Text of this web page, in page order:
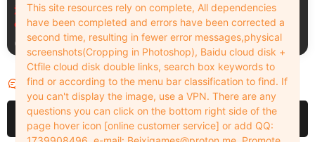
汉化版Fall_Of_Dynasty_Silh
ouette_Play_Bug_Fixed_2&
《王朝陨落》剪影玩法修复版
5天前
Fall_Of_Dynasty_Silhouette
_Play_Bug_Fixed_2
5天前
评论 0
请先登录
This site resources rely on complete, All dependencies
have been completed and errors have been corrected a
second time, resulting in fewer error messages,physical
screenshots(Cropping in Photoshop), Baidu cloud disk +
Ctfile cloud disk double links, search box keywords to
find or according to the menu bar classification to find. If
you can't display the image, use a VPN. There are any
questions you can click on the bottom right side of the
page hover icon [online customer service] or add QQ: